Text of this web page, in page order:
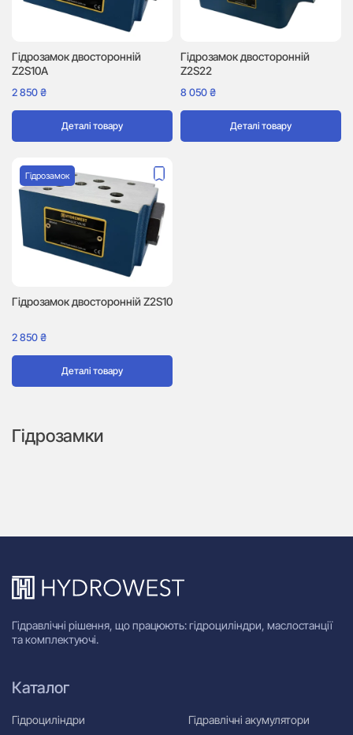
Гідрозамок двосторонній
Z2S10A
2 850₴
Деталі товару
Гідрозамок двосторонній
Z2S22
8 050₴
Деталі товару
Гідрозамок двосторонній Z2S10
2 850₴
Деталі товару
Гідрозамок
Гідрозамки
Гідравлічні рішення, що працюють: гідроциліндри, маслостанції
та комплектуючі.
Каталог
Гідроциліндри Гідравлічні акумулятори